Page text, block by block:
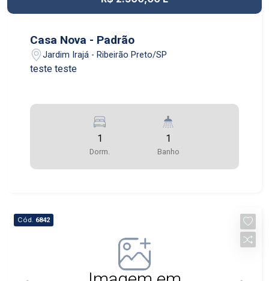
Casa Nova - Padrão
Jardim Irajá - Ribeirão Preto/SP
teste teste
1
Dorm.
1
Banho
Cód. 6842